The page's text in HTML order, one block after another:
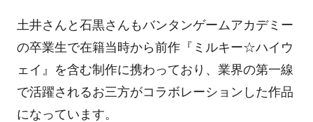
土井さんと石黒さんもバンタンゲームアカデミー
の卒業生で在籍当時から前作『ミルキー☆ハイウ
ェイ』を含む制作に携わっており、業界の第一線
で活躍されるお三方がコラボレーションした作品
になっています。